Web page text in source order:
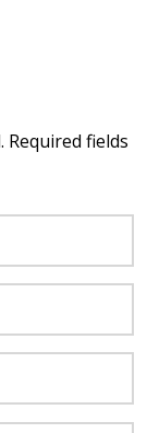
fields